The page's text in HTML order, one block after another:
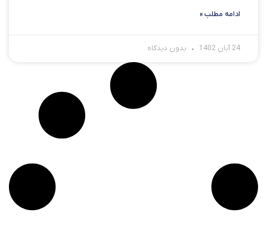
ادامه مطلب »
24 آبان 1402 بدون دیدگاه